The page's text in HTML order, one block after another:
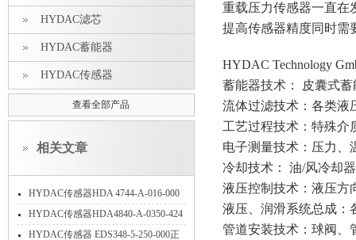
HYDAC滤芯
HYDAC蓄能器
HYDAC传感器
查看全部产品
相关文章
HYDAC传感器HDA 4744-A-016-000
应用
HYDAC传感器HDA4840-A-0350-424
特点
HYDAC传感器 EDS348-5-250-000正
重载压力传感器一直在
提高传感器精度同时需
HYDAC Technology
蓄能器技术： 皮囊式
流体过滤技术：各类液
工艺过程技术：特殊介
电子测量技术：压力、
冷却技术： 油/风冷却
液压控制技术：液压方
液压、润滑系统总成：
管道安装技术：球阀、